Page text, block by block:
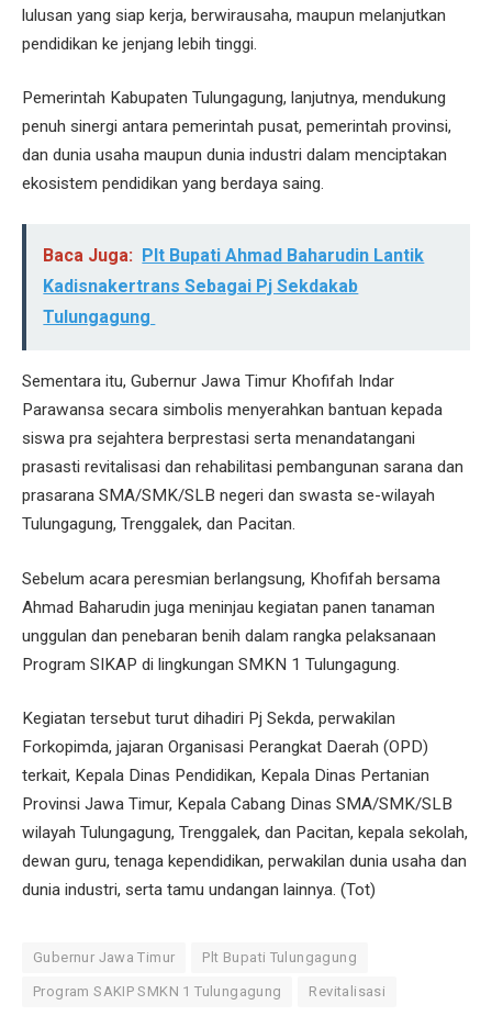
lulusan yang siap kerja, berwirausaha, maupun melanjutkan
pendidikan ke jenjang lebih tinggi.
Pemerintah Kabupaten Tulungagung, lanjutnya, mendukung
penuh sinergi antara pemerintah pusat, pemerintah provinsi,
dan dunia usaha maupun dunia industri dalam menciptakan
ekosistem pendidikan yang berdaya saing.
Baca Juga:
Plt Bupati Ahmad Baharudin Lantik
Kadisnakertrans Sebagai Pj Sekdakab
Tulungagung
Sementara itu, Gubernur Jawa Timur Khofifah Indar
Parawansa secara simbolis menyerahkan bantuan kepada
siswa pra sejahtera berprestasi serta menandatangani
prasasti revitalisasi dan rehabilitasi pembangunan sarana dan
prasarana SMA/SMK/SLB negeri dan swasta se-wilayah
Tulungagung, Trenggalek, dan Pacitan.
Sebelum acara peresmian berlangsung, Khofifah bersama
Ahmad Baharudin juga meninjau kegiatan panen tanaman
unggulan dan penebaran benih dalam rangka pelaksanaan
Program SIKAP di lingkungan SMKN 1 Tulungagung.
Kegiatan tersebut turut dihadiri Pj Sekda, perwakilan
Forkopimda, jajaran Organisasi Perangkat Daerah (OPD)
terkait, Kepala Dinas Pendidikan, Kepala Dinas Pertanian
Provinsi Jawa Timur, Kepala Cabang Dinas SMA/SMK/SLB
wilayah Tulungagung, Trenggalek, dan Pacitan, kepala sekolah,
dewan guru, tenaga kependidikan, perwakilan dunia usaha dan
dunia industri, serta tamu undangan lainnya. (Tot)
Gubernur Jawa Timur Plt Bupati Tulungagung
Program SAKIP SMKN 1 Tulungagung Revitalisasi